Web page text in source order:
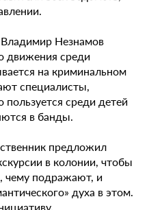
Незнамов
движения среди
на криминальном
специалисты,
среди детей
в банды.
предложил
в колонии, чтобы
чему подражают, и
духа в этом.